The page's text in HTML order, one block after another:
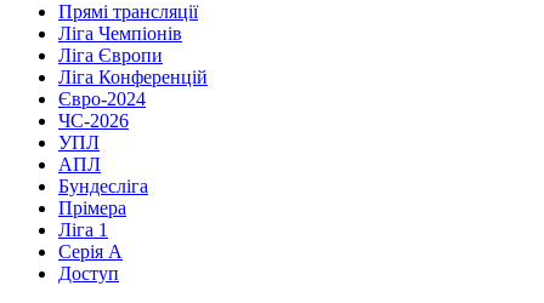
Прямі трансляції
Ліга Чемпіонів
Ліга Європи
Ліга Конференцій
Євро-2024
ЧС-2026
УПЛ
АПЛ
Бундесліга
Прімера
Ліга 1
Серія А
Доступ